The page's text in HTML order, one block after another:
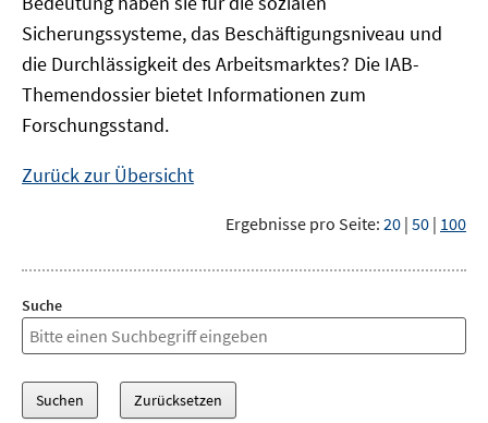
Sicherungssysteme, das Beschäftigungsniveau und
die Durchlässigkeit des Arbeitsmarktes? Die IAB-
Themendossier bietet Informationen zum
Forschungsstand.
Zurück zur Übersicht
Ergebnisse pro Seite: 20 | 50 | 100
Suche